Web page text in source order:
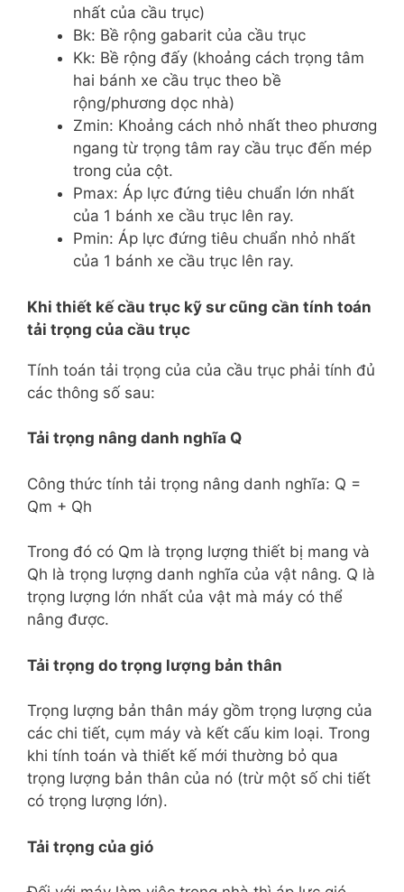
nhất của cầu trục)
Bk: Bề rộng gabarit của cầu trục
Kk: Bề rộng đấy (khoảng cách trọng tâm
hai bánh xe cầu trục theo bề
rộng/phương dọc nhà)
Zmin: Khoảng cách nhỏ nhất theo phương
ngang từ trọng tâm ray cầu trục đến mép
trong của cột.
Pmax: Áp lực đứng tiêu chuẩn lớn nhất
của 1 bánh xe cầu trục lên ray.
Pmin: Áp lực đứng tiêu chuẩn nhỏ nhất
của 1 bánh xe cầu trục lên ray.
Khi thiết kế cầu trục kỹ sư cũng cần tính toán
tải trọng của cầu trục
Tính toán tải trọng của của cầu trục phải tính đủ
các thông số sau:
Tải trọng nâng danh nghĩa Q
Công thức tính tải trọng nâng danh nghĩa: Q =
Qm + Qh
Trong đó có Qm là trọng lượng thiết bị mang và
Qh là trọng lượng danh nghĩa của vật nâng. Q là
trọng lượng lớn nhất của vật mà máy có thể
nâng được.
Tải trọng do trọng lượng bản thân
Trọng lượng bản thân máy gồm trọng lượng của
các chi tiết, cụm máy và kết cấu kim loại. Trong
khi tính toán và thiết kế mới thường bỏ qua
trọng lượng bản thân của nó (trừ một số chi tiết
có trọng lượng lớn).
Tải trọng của gió